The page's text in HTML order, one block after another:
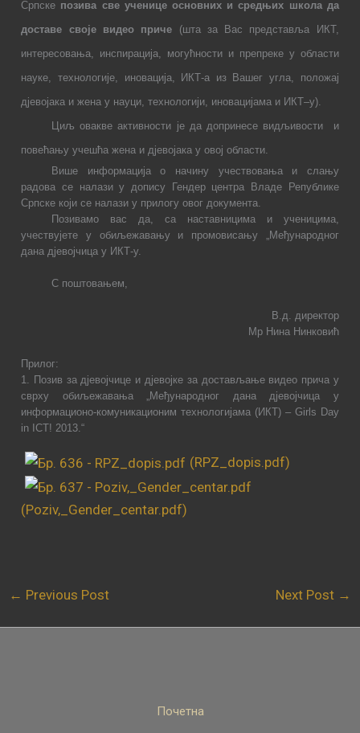
Српске позива све ученице основних и средњих школа да
доставе своје видео приче (шта за Вас представља ИКТ,
интересовања, инспирација, могућности и препреке у области
науке, технологије, иновација, ИКТ-а из Вашег угла , положај
дјевојака и жена у науци, технологији, иновацијама и ИКТ–у).
Циљ овакве активности је да допринесе видљивости и
повећању учешћа жена и дјевојака у овој области
Више информација о начину учествовања и слању
радова се налази у допису Гендер центра Владе Републике
Српске који се налази у прилогу овог документа.
Позивамо вас да, са наставницима и ученицима,
учествујете у обиљежавању и промовисању
„Међународног
дана дјевојчица у ИКТ-у.
С поштовањем,
В.д. директор
Мр Нина Нинковић
Прилог:
1.
Позив за дјевојчице и дјевојке за достављање видео прича у
сврху обиљежавања „Међународног дана дјевојчица у
информационо-комуникационим технологијама (ИКТ) – Girls Day
in ICT! 201 3.“
(RPZ_dopis.pdf)
(Poziv,_Gender_centar.pdf)
← Previous Post Next Post →
Почетна